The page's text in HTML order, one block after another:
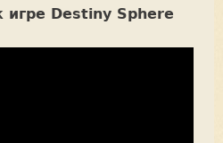
игре Destiny Sphere